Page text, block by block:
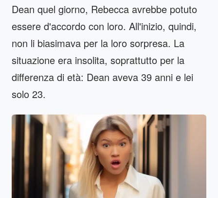
Dean quel giorno, Rebecca avrebbe potuto
essere d'accordo con loro. All'inizio, quindi,
non li biasimava per la loro sorpresa. La
situazione era insolita, soprattutto per la
differenza di età: Dean aveva 39 anni e lei
solo 23.